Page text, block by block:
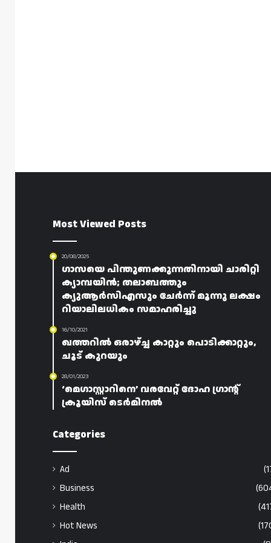
Most Viewed Posts
20/08/2025
ഗാസയെ പിന്തുണക്കുന്നതിനായി ചാരിറ്റി
ക്യാമ്പയിൻ; തലാബത്തും
ക്യുആർസിഎസും ചേർന്ന് മൂന്നു ലക്ഷം
റിയാലിലധികം സമാഹരിച്ചു
16/10/2021
ഖത്തറിൽ ഒരാഴ്ച്ച കാറ്റും പൊടിക്കാറ്റും,
ചൂട് കുറയും
28/01/2023
‘മെഗാസ്റ്റാറിനെ’ വരവേറ്റ് ദോഹ ഗ്രാന്റ്
ക്രൂയിസ് ടെർമിനൽ
Categories
Ad
Business
Health
Hot News